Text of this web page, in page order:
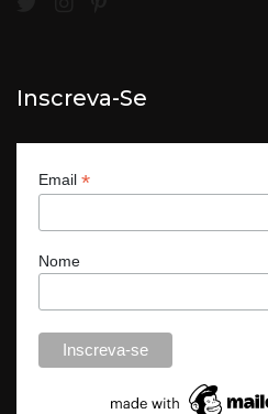
Inscreva-Se
Email *
Nome